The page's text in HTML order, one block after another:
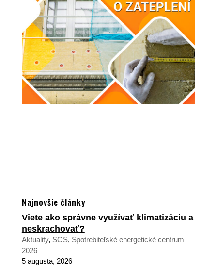
Najnovšie články
Viete ako správne využívať klimatizáciu a
neskrachovať?
Aktuality, SOS, Spotrebiteľské energetické centrum
2026
5 augusta, 2026